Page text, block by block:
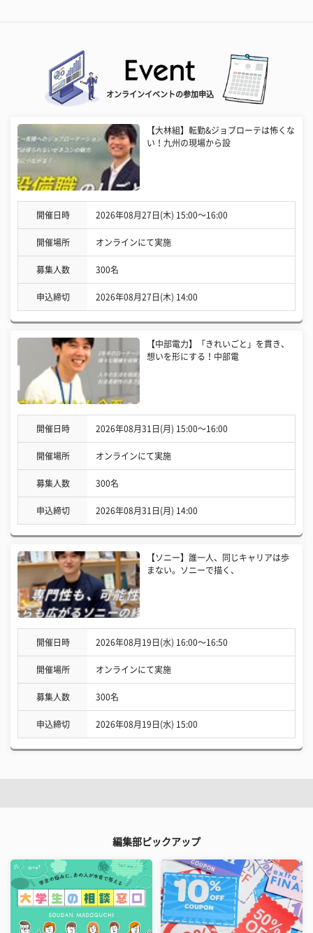
オンラインイベントの参加申込
【大林組】転勤&ジョブローテは怖くな
い！九州の現場から設
開催日時 2026年08月27日(木) 15:00〜16:00
開催場所 オンラインにて実施
募集人数 300名
申込締切 2026年08月27日(木) 14:00
【中部電力】「きれいごと」を貫き、
想いを形にする！中部電
開催日時 2026年08月31日(月) 15:00〜16:00
開催場所 オンラインにて実施
募集人数 300名
申込締切 2026年08月31日(月) 14:00
【ソニー】誰一人、同じキャリアは歩
まない。ソニーで描く、
開催日時 2026年08月19日(水) 16:00〜16:50
開催場所 オンラインにて実施
募集人数 300名
申込締切 2026年08月19日(水) 15:00
編集部ピックアップ